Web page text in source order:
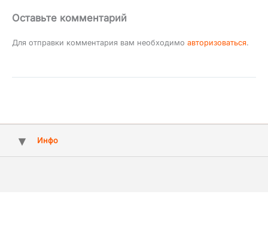
Оставьте комментарий
Для отправки комментария вам необходимо авторизоваться.
Инфо